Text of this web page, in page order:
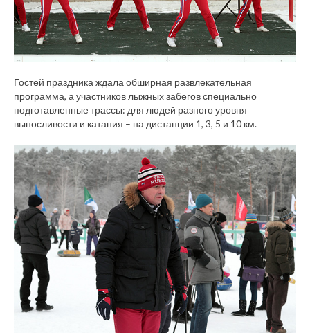
Гостей праздника ждала обширная развлекательная
программа, а участников лыжных забегов специально
подготавленные трассы: для людей разного уровня
выносливости и катания – на дистанции 1, 3, 5 и 10 км.